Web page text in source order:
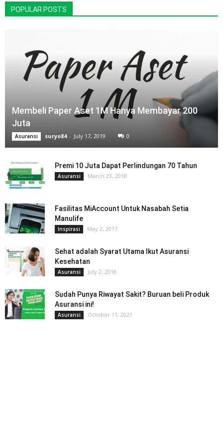
POPULAR POSTS
Membeli Paper Aset 1M Hanya Membayar 200
Juta
Asuransi suryo84 - July 17, 2019 0
Premi 10 Juta Dapat Perlindungan 70 Tahun
Asuransi March 23, 2018
Fasilitas MiAccount Untuk Nasabah Setia
Manulife
Inspirasi May 2, 2017
Sehat adalah Syarat Utama Ikut Asuransi
Kesehatan
Asuransi July 2, 2018
Sudah Punya Riwayat Sakit? Buruan beli Produk
Asuransi ini!
Asuransi October 11, 2021